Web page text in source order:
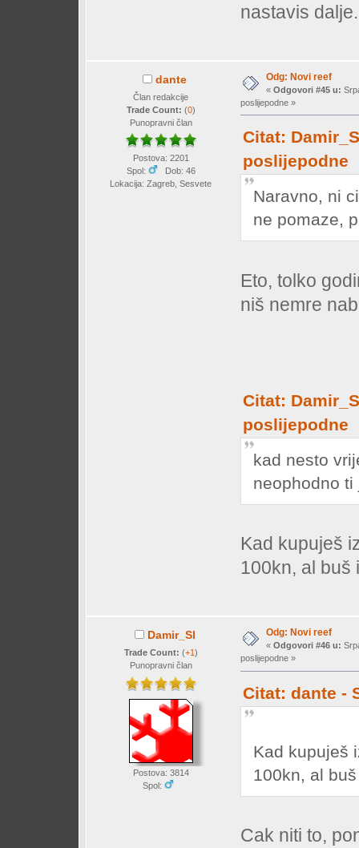
nastavis
dante
Član redakcije
Trade Count: (0)
Punopravni član
Postova: 2201
Spol:
Dob: 46
Lokacija: Zagreb, Sesvete
Odg: Novi reef
« Odgovori #45 u:
poslijepodne »
Citat:
poslijepodne
Naravno, ni
ne pomaze,
Eto, tolko
niš nemre
Citat:
poslijepodne
kad nesto
neophodno
Kad kupuješ
100kn, al
Damir_Sl
Trade Count: (+1)
Punopravni član
Postova: 3814
Spol:
Odg: Novi reef
« Odgovori #46 u:
poslijepodne »
Citat: dante -
Kad kupuješ
100kn, al
Cak niti to,